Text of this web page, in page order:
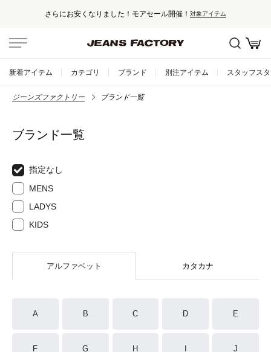
さらにお安くなりました！モアセール開催！ 対象アイテム
新着アイテム カテゴリ ブランド 別注アイテム スタッフス
ジーンズファクトリー ブランド一覧
ブランド一覧
指定なし
MENS
LADYS
KIDS
アルファベット カタカナ
A B C D E
F G H J